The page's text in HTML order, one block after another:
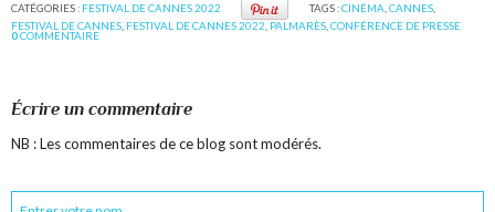
CATÉGORIES : FESTIVAL DE CANNES 2022 TAGS :CINÉMA CANNES,
FESTIVAL DE CANNES FESTIVAL DE CANNES 2022 PALMARÈS ,CONFÉRENCE DE PRESSE
0COMMENTAIRE
Écrire un commentaire
NB : Les commentaires de ce blog sont modérés.